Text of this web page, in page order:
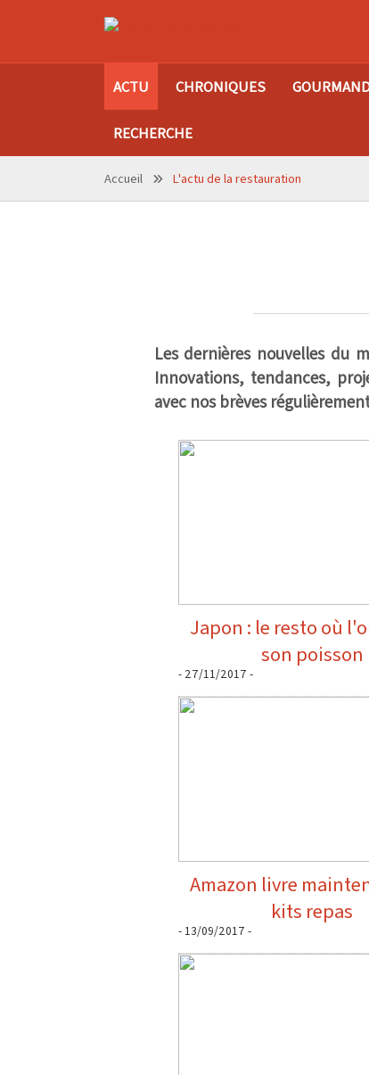
ACTU CHRONIQUES
RECHERCHE
Accueil L'actu de la restauration
Les dernières nouvelles du
Innovations, tendances,
avec nos brèves
Japon : le resto où
son poisson
- 27/11/2017 -
Amazon livre
kits repas
- 13/09/2017 -